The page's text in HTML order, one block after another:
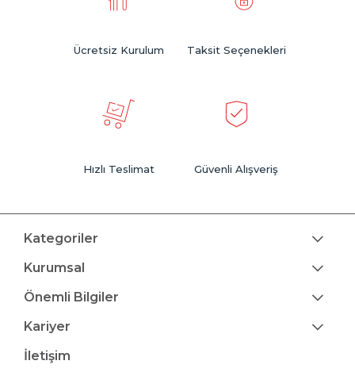
Ücretsiz Kurulum Taksit Seçenekleri
Hızlı Teslimat Güvenli Alışveriş
Kategoriler
Kurumsal
Önemli Bilgiler
Kariyer
İletişim